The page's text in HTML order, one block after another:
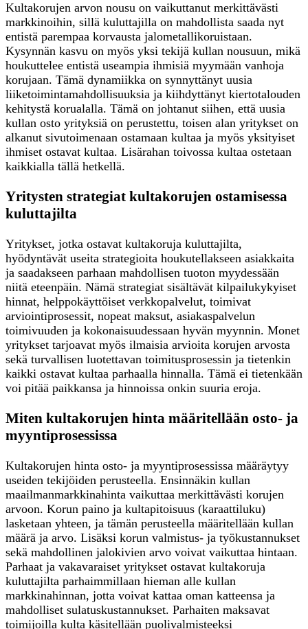
Kultakorujen arvon nousu on vaikuttanut merkittävästi
markkinoihin, sillä kuluttajilla on mahdollista saada nyt
entistä parempaa korvausta jalometallikoruistaan.
Kysynnän kasvu on myös yksi tekijä kullan nousuun, mikä
houkuttelee entistä useampia ihmisiä myymään vanhoja
korujaan. Tämä dynamiikka on synnyttänyt uusia
liiketoimintamahdollisuuksia ja kiihdyttänyt kiertotalouden
kehitystä korualalla. Tämä on johtanut siihen, että uusia
kullan osto yrityksiä on perustettu, toisen alan yritykset on
alkanut sivutoimenaan ostamaan kultaa ja myös yksityiset
ihmiset ostavat kultaa. Lisärahan toivossa kultaa ostetaan
kaikkialla tällä hetkellä.
Yritysten strategiat kultakorujen ostamisessa
kuluttajilta
Yritykset, jotka ostavat kultakoruja kuluttajilta,
hyödyntävät useita strategioita houkutellakseen asiakkaita
ja saadakseen parhaan mahdollisen tuoton myydessään
niitä eteenpäin. Nämä strategiat sisältävät kilpailukykyiset
hinnat, helppokäyttöiset verkkopalvelut, toimivat
arviointiprosessit, nopeat maksut, asiakaspalvelun
toimivuuden ja kokonaisuudessaan hyvän myynnin. Monet
yritykset tarjoavat myös ilmaisia arvioita korujen arvosta
sekä turvallisen luotettavan toimitusprosessin ja tietenkin
kaikki ostavat kultaa parhaalla hinnalla. Tämä ei tietenkään
voi pitää paikkansa ja hinnoissa onkin suuria eroja.
Miten kultakorujen hinta määritellään osto- ja
myyntiprosessissa
Kultakorujen hinta osto- ja myyntiprosessissa määräytyy
useiden tekijöiden perusteella. Ensinnäkin kullan
maailmanmarkkinahinta vaikuttaa merkittävästi korujen
arvoon. Korun paino ja kultapitoisuus (karaattiluku)
lasketaan yhteen, ja tämän perusteella määritellään kullan
määrä ja arvo. Lisäksi korun valmistus- ja työkustannukset
sekä mahdollinen jalokivien arvo voivat vaikuttaa hintaan.
Parhaat ja vakavaraiset yritykset ostavat kultakoruja
kuluttajilta parhaimmillaan hieman alle kullan
markkinahinnan, jotta voivat kattaa oman katteensa ja
mahdolliset sulatuskustannukset. Parhaiten maksavat
toimijoilla kulta käsitellään puolivalmisteeksi